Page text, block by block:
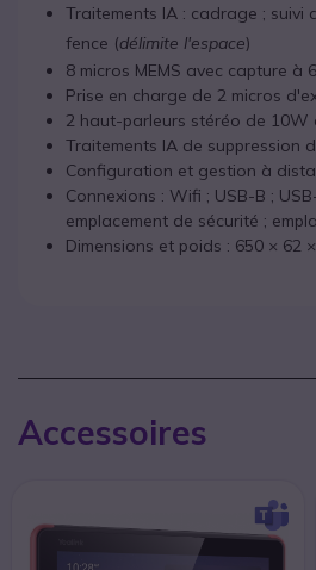
Traitements IA : cadrage ; suivi
fence (délimite l'espace)
8 micros MEMS avec capture à
Prise en charge de 2 micros
2 haut-parleurs stéréo de 10W
Traitements IA de suppression
Configuration et gestion à
Connexions : Wifi ; USB-B ;
emplacement de sécurité ;
Dimensions et poids : 650 × 62
Accessoires